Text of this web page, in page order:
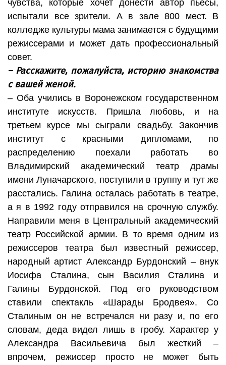
чувства, которые хочет донести автор пьесы,
испытали все зрители. А в зале 800 мест. В
колледже культуры мама занимается с будущими
режиссерами и может дать профессиональный
совет.
– Расскажите, пожалуйста, историю знакомства
с вашей женой.
– Оба учились в Воронежском государственном
институте искусств. Пришла любовь, и на
третьем курсе мы сыграли свадьбу. Закончив
институт с красными дипломами, по
распределению поехали работать во
Владимирский академический театр драмы
имени Луначарского, поступили в труппу и тут же
расстались. Галина осталась работать в театре,
а я в 1992 году отправился на срочную службу.
Направили меня в Центральный академический
театр Российской армии. В то время одним из
режиссеров театра был известный режиссер,
народный артист Александр Бурдонский – внук
Иосифа Сталина, сын Василия Сталина и
Галины Бурдонской. Под его руководством
ставили спектакль «Шарады Бродвея». Со
Сталиным он не встречался ни разу и, по его
словам, деда видел лишь в гробу. Характер у
Александра Васильевича был жесткий –
впрочем, режиссер просто не может быть